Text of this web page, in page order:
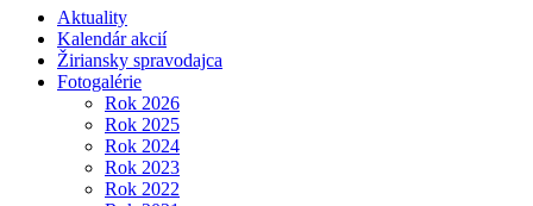
Aktuality
Kalendár akcií
Žiriansky spravodajca
Fotogalérie
Rok 2026
Rok 2025
Rok 2024
Rok 2023
Rok 2022